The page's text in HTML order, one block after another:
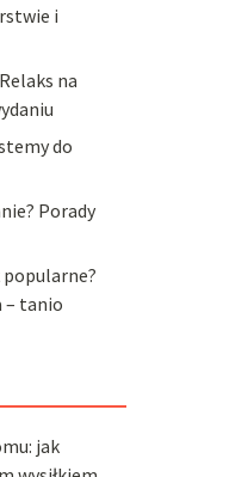
i
na
do
Porady
– tanio
jak